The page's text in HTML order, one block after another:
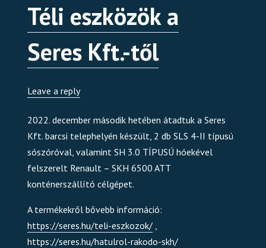
Téli eszközök a
Seres Kft.-től
Leave a reply
2022. december második hetében átadtuk a Seres
Kft. barcsi telephelyén készült, 2 db SLS 4-II típusú
sószóróval, valamint SH 3.0 TÍPUSÚ hóekével
felszerelt Renault – SKH 6500 ATT
konténerszállító célgépet.
A termékekről bővebb információ:
https://seres.hu/teli-eszkozok/ ,
https://seres.hu/hatulrol-rakodo-skh/